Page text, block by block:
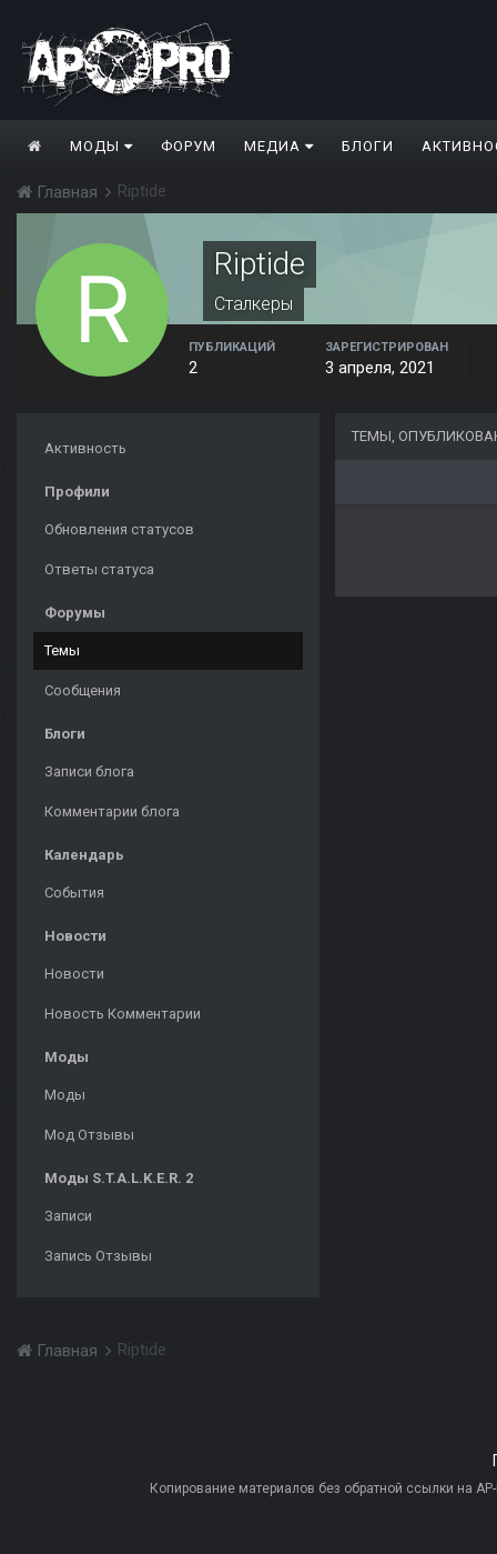
МОДЫ ФОРУМ МЕДИА БЛОГИ
Главная Riptide
Riptide
Сталкеры
ПУБЛИКАЦИЙ
2
ЗАРЕГИСТРИРОВАН
3 апреля, 2021
Активность
Профили
Обновления статусов
Ответы статуса
Форумы
Темы
Сообщения
Блоги
Записи блога
Комментарии блога
Календарь
События
Новости
Новости
Новость Комментарии
Моды
Моды
Мод Отзывы
Моды S.T.A.L.K.E.R. 2
Записи
Запись Отзывы
ТЕМЫ,
Главная Riptide
Копирование материалов без обратной ссылки на